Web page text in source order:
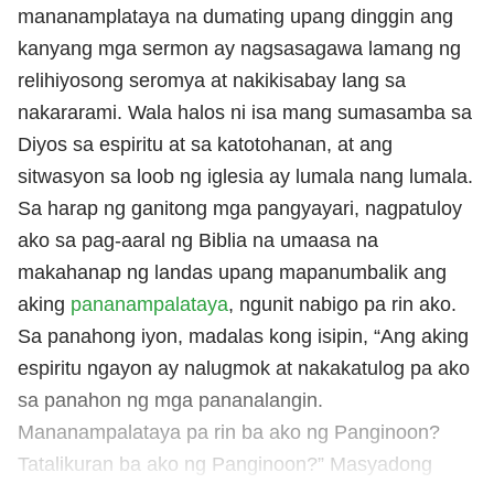
mananamplataya na dumating upang dinggin ang
kanyang mga sermon ay nagsasagawa lamang ng
relihiyosong seromya at nakikisabay lang sa
nakararami. Wala halos ni isa mang sumasamba sa
Diyos sa espiritu at sa katotohanan, at ang
sitwasyon sa loob ng iglesia ay lumala nang lumala.
Sa harap ng ganitong mga pangyayari, nagpatuloy
ako sa pag-aaral ng Biblia na umaasa na
makahanap ng landas upang mapanumbalik ang
aking pananampalataya, ngunit nabigo pa rin ako.
Sa panahong iyon, madalas kong isipin, “Ang aking
espiritu ngayon ay nalugmok at nakakatulog pa ako
sa panahon ng mga pananalangin.
Mananampalataya pa rin ba ako ng Panginoon?
Tatalikuran ba ako ng Panginoon?” Masyadong